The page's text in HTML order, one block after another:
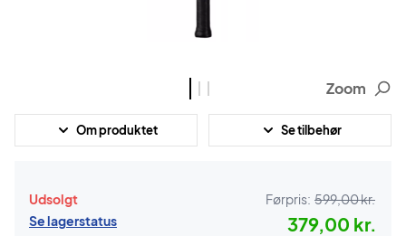
Zoom
Om produktet Se tilbehør
Udsolgt
Se lagerstatus
Førpris: 599,00 kr.
379,00 kr.